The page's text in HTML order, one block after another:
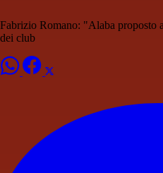
Fabrizio Romano: "Alaba proposto
dei club